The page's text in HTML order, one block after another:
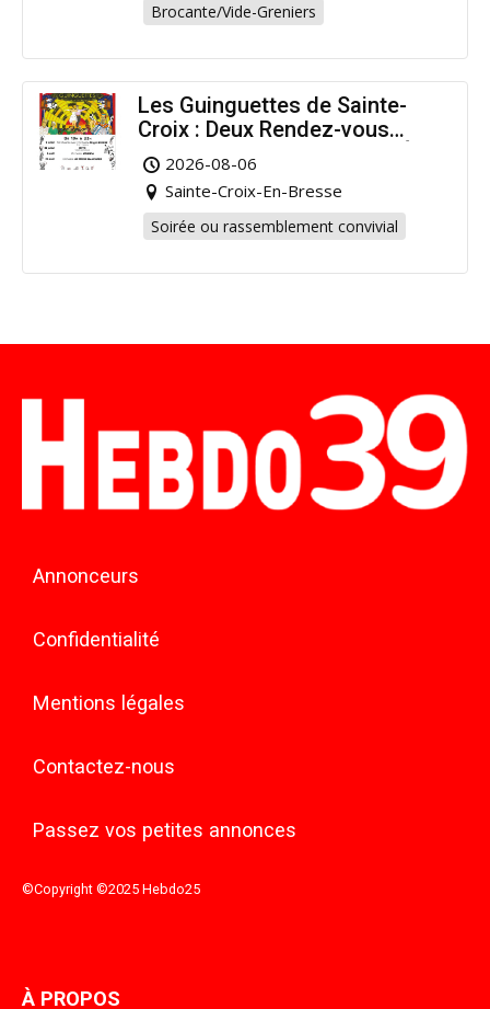
Brocante/Vide-Greniers
Les Guinguettes de Sainte-
Croix : Deux Rendez-vous
Dansants pour Prolonger l’Été
!
2026-08-06
Sainte-Croix-En-Bresse
Soirée ou rassemblement convivial